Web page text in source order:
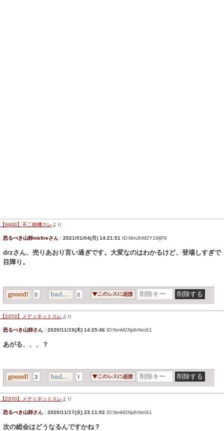
【6400】不二精機スレ より
恐るべき山師mkfireさん : 2021/01/04(月) 14:21:51 ID:MmJhM2Y1MjP6
drzさん、売りあおり言い過ぎです。大変なのはわかるけど、登場しすぎで
目障り。
0 0
【2370】メディネットスレ より
恐るべき山師さん : 2020/11/19(木) 14:25:46 ID:NmM2NjdhNmS1
あがる、、、？
3 1
【2370】メディネットスレ より
恐るべき山師さん : 2020/11/17(火) 23:11:02 ID:NmM2NjdhNmS1
次の総会はどうなるんですかね？